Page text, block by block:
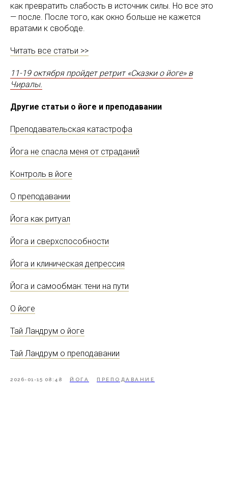
как превратить слабость в источник силы. Но все это
— после. После того, как окно больше не кажется
вратами к свободе.
Читать все статьи >>
11-19 октября пройдет ретрит «Сказки о йоге» в
Чиралы.
Другие статьи о йоге и преподавании
Преподавательская катастрофа
Йога не спасла меня от страданий
Контроль в йоге
О преподавании
Йога как ритуал
Йога и сверхспособности
Йога и клиническая депрессия
Йога и самообман: тени на пути
О йоге
Тай Ландрум о йоге
Тай Ландрум о преподавании
2026-01-15 08:48 ЙОГА ПРЕПОДАВАНИЕ